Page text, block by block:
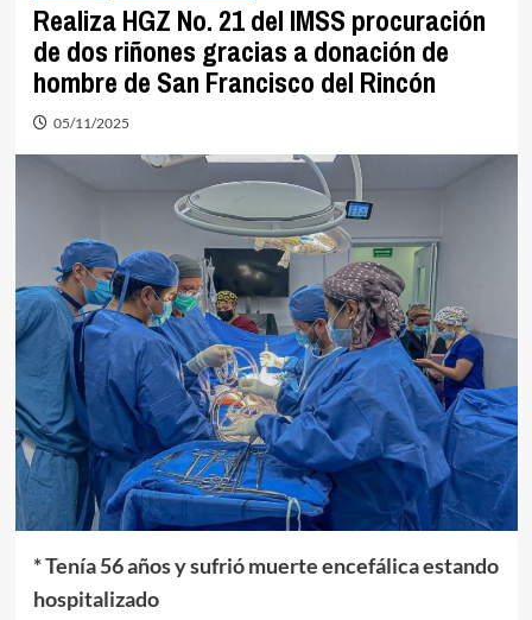
Realiza HGZ No. 21 del IMSS procuración
de dos riñones gracias a donación de
hombre de San Francisco del Rincón
05/11/2025
* Tenía 56 años y sufrió muerte encefálica estando
hospitalizado